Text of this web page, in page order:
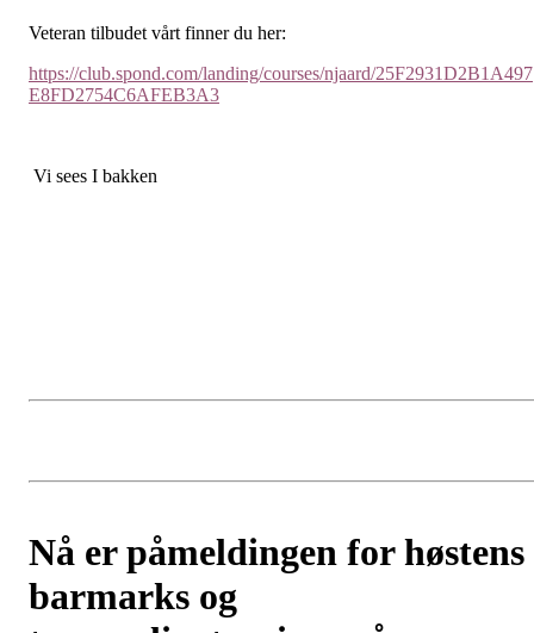
Veteran tilbudet vårt finner du her:
https://club.spond.com/landing/courses/njaard/25F2931D2B1A497
E8FD2754C6AFEB3A3
Vi sees I bakken
Nå er påmeldingen for høstens
barmarks og